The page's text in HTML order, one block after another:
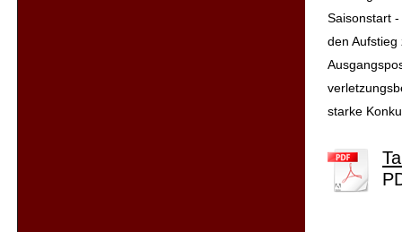
Saisonstart
den
starke